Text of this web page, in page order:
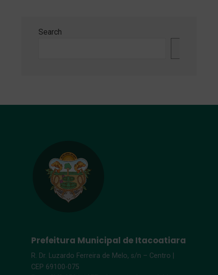
Search
Prefeitura Municipal de Itacoatiara
R. Dr. Luzardo Ferreira de Melo, s/n – Centro |
CEP 69100-075